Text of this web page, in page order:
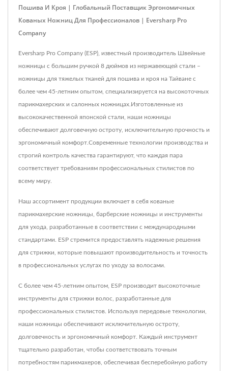
Пошива И Кроя | Глобальный Поставщик Эргономичных
Кованых Ножниц Для Профессионалов | Eversharp Pro
Company
Eversharp Pro Company (ESP), известный производитель Швейные
ножницы с большим ручкой 8 дюймов из нержавеющей стали –
ножницы для тяжелых тканей для пошива и кроя на Тайване с
более чем 45-летним опытом, специализируется на высокоточных
парикмахерских и салонных ножницах.Изготовленные из
высококачественной японской стали, наши ножницы
обеспечивают долговечную остроту, исключительную прочность и
эргономичный комфорт.Современные технологии производства и
строгий контроль качества гарантируют, что каждая пара
соответствует требованиям профессиональных стилистов по
всему миру.
Наш ассортимент продукции включает в себя кованые
парикмахерские ножницы, барберские ножницы и инструменты
для ухода, разработанные в соответствии с международными
стандартами. ESP стремится предоставлять надежные решения
для стрижки, которые повышают производительность и точность
в профессиональных услугах по уходу за волосами.
С более чем 45-летним опытом, ESP производит высокоточные
инструменты для стрижки волос, разработанные для
профессиональных стилистов. Используя передовые технологии,
наши ножницы обеспечивают исключительную остроту,
долговечность и эргономичный комфорт. Каждый инструмент
тщательно разработан, чтобы соответствовать точным
потребностям парикмахеров, обеспечивая бесперебойную работу